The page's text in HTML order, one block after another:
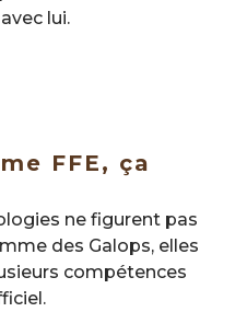
lui.
FFE, ça
ne figurent pas
des Galops, elles
compétences